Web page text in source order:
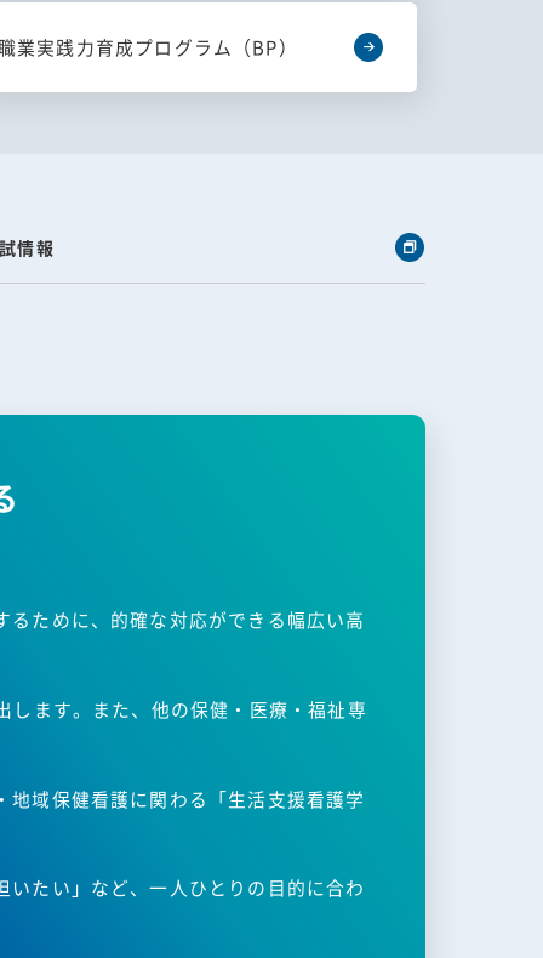
業実践力育成プログラム（BP）
情報
ために、的確な対応ができる幅広い高
ます。また、他の保健・医療・福祉専
域保健看護に関わる「生活支援看護学
たい」など、一人ひとりの目的に合わ